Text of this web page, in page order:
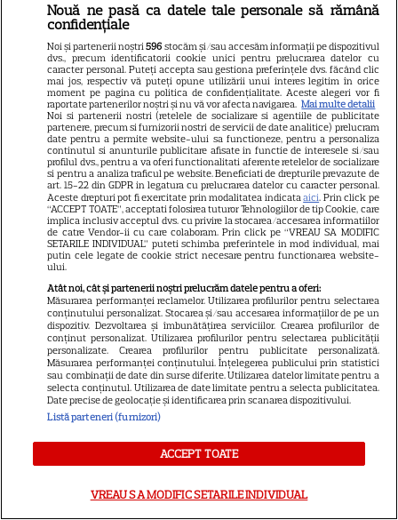
Meryl Streep și Anne
Runway
9
VEDETE STRĂINE
Meryl Streep, gest
impresionant pentru Anne
Hathaway și Emily Blunt la
„Diavolul se îmbracă de la
Prada 2”. Ce salarii ar fi primit
actrițele
13
VEDETE STRĂINE
Tom Holland, decizie radicală
pentru noul său film! Ce
promisiune a făcut actorul
după momentele virale în care
a făcut senzație prin dans
SKYSHOWTIME
Scott Thomas, din nou mamă
și fiică pe ecran în „My
Nouă ne pasă ca datele tale personale să rămână
confidențiale
Noi și partenerii noștri596 stocăm și/sau accesăm informații pe dispozitivul
dvs., precum identificatorii cookie unici pentru prelucrarea datelor cu
caracter personal. Puteți accepta sau gestiona preferințele dvs. făcând clic
mai jos, respectiv vă puteți opune utilizării unui interes legitim în orice
moment pe pagina cu politica de confidențialitate. Aceste alegeri vor fi
raportate partenerilor noștri și nu vă vor afecta navigarea. Mai multe detalii
Noi si partenerii nostri (retelele de socializare si agentiile de publicitate
partenere, precum si furnizorii nostri de servicii de date analitice) prelucram
date pentru a permite website-ului sa functioneze, pentru a personaliza
continutul si anunturile publicitare afisate in functie de interesele si/sau
profilul dvs., pentru a va oferi functionalitati aferente retelelor de socializare
si pentru a analiza traficul pe website. Beneficiati de drepturile prevazute de
art. 15-22 din GDPR in legatura cu prelucrarea datelor cu caracter personal.
Aceste drepturi pot fi exercitate prin modalitatea indicataaici. Prin click pe
“ACCEPT TOATE”, acceptati folosirea tuturor Tehnologiilor de tip Cookie, care
implica inclusiv acceptul dvs. cu privire la stocarea/accesarea informatiilor
de catre Vendor-ii cu care colaboram. Prin click pe “VREAU SA MODIFIC
SETARILE INDIVIDUAL” puteti schimba preferintele in mod individual, mai
putin cele legate de cookie strict necesare pentru functionarea website-
ului.
Atât noi, cât și partenerii noștri prelucrăm datele pentru a oferi:
Măsurarea performanței reclamelor. Utilizarea profilurilor pentru selectarea
conținutului personalizat. Stocarea și/sau accesarea informațiilor de pe un
dispozitiv. Dezvoltarea și îmbunătățirea serviciilor. Crearea profilurilor de
conținut personalizat. Utilizarea profilurilor pentru selectarea publicității
personalizate. Crearea profilurilor pentru publicitate personalizată.
Măsurarea performanței conținutului. Înțelegerea publicului prin statistici
sau combinații de date din surse diferite. Utilizarea datelor limitate pentru a
selecta conținutul. Utilizarea de date limitate pentru a selecta publicitatea.
Date precise de geolocație și identificarea prin scanarea dispozitivului.
Listă parteneri (furnizori)
ACCEPT TOATE
VREAU SA MODIFIC SETARILE INDIVIDUAL